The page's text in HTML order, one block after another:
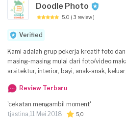
Doodle Photo
5.0 ( 3 review )
Verified
Kami adalah grup pekerja kreatif foto
masing-masing mulai dari foto/video
arsitektur, interior, bayi, anak-anak,
kebutuhan Anda karena kami terdiri dari
senior.
Review Terbaru
'cekatan mengambil moment'
tjastina,11 Mei 2018 5,0